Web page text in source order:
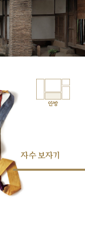
안방
자수 보자기